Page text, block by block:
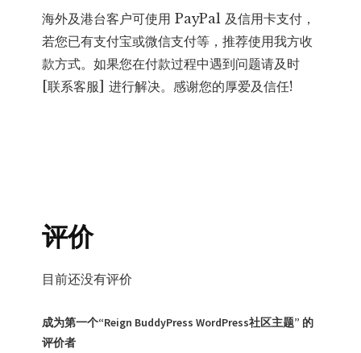
海外及港台客户可使用 PayPal 及信用卡支付，
若您已有支付宝或微信支付等，推荐使用我方收
款方式。如果您在付款过程中遇到问题请及时
[联系客服] 进行解决。感谢您的厚爱及信任!
评价
目前还没有评价
成为第一个“Reign BuddyPress WordPress社区主题” 的
评价者